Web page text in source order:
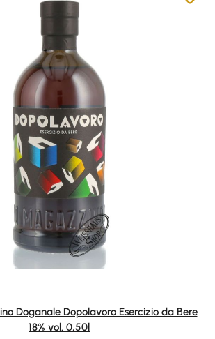
Doganale Dopolavoro Esercizio da Bere
18% vol. 0,50l